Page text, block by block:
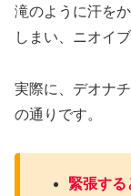
滝のように汗を
しまい、ニオイ
実際に、デオナ
の通りです。
緊張する